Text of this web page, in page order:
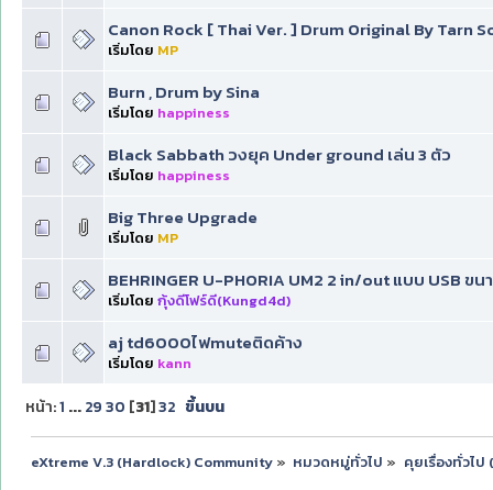
Canon Rock [ Thai Ver. ] Drum Original By Tarn
เริ่มโดย MP
Burn , Drum by Sina
เริ่มโดย happiness
Black Sabbath วงยุค Under ground เล่น 3 ตัว
เริ่มโดย happiness
Big Three Upgrade
เริ่มโดย MP
BEHRINGER U-PHORIA UM2 2 in/out แบบ USB ข
เริ่มโดย กุ้งดีโฟร์ดี(Kungd4d)
aj td6000ไฟmuteติดค้าง
เริ่มโดย kann
หน้า:1 ... 29 30 [31]32 ขึ้นบน
eXtreme V.3 (Hardlock) Community» หมวดหมู่ทั่วไป » คุยเรื่องทั่วไป